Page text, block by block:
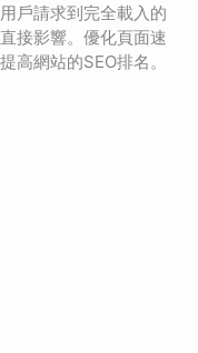
戶請求到完全載入的
接影響。優化頁面速
高網站的SEO排名。